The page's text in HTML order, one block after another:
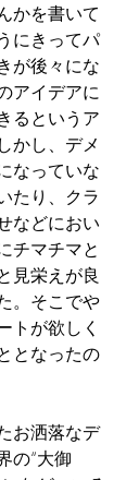
かを書いて
にきってパ
が後々にな
アイデアに
るというア
かし、デメ
なっていな
たり、クラ
などにおい
チマチマと
見栄えが良
。そこでや
トが欲しく
となったの
お洒落なデ
の“大御